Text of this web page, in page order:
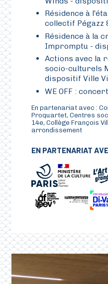
Résidence à
collectif Pégazz
Résidence à la
Impromptu -
Actions avec la
socio-culturels
dispositif Ville
WE OFF :
En partenariat avec :
Proquartet, Centres
14e, Collège François
arrondissement
EN PARTENARIAT